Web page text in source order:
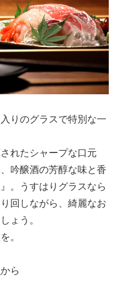
りのグラスで特別な一
れたシャープな口元
吟醸酒の芳醇な味と香
。うすはりグラスなら
回しながら、綺麗なお
ょう。
。
から